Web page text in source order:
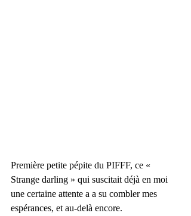
Première petite pépite du PIFFF, ce «
Strange darling » qui suscitait déjà en moi
une certaine attente a a su combler mes
espérances, et au-delà encore.